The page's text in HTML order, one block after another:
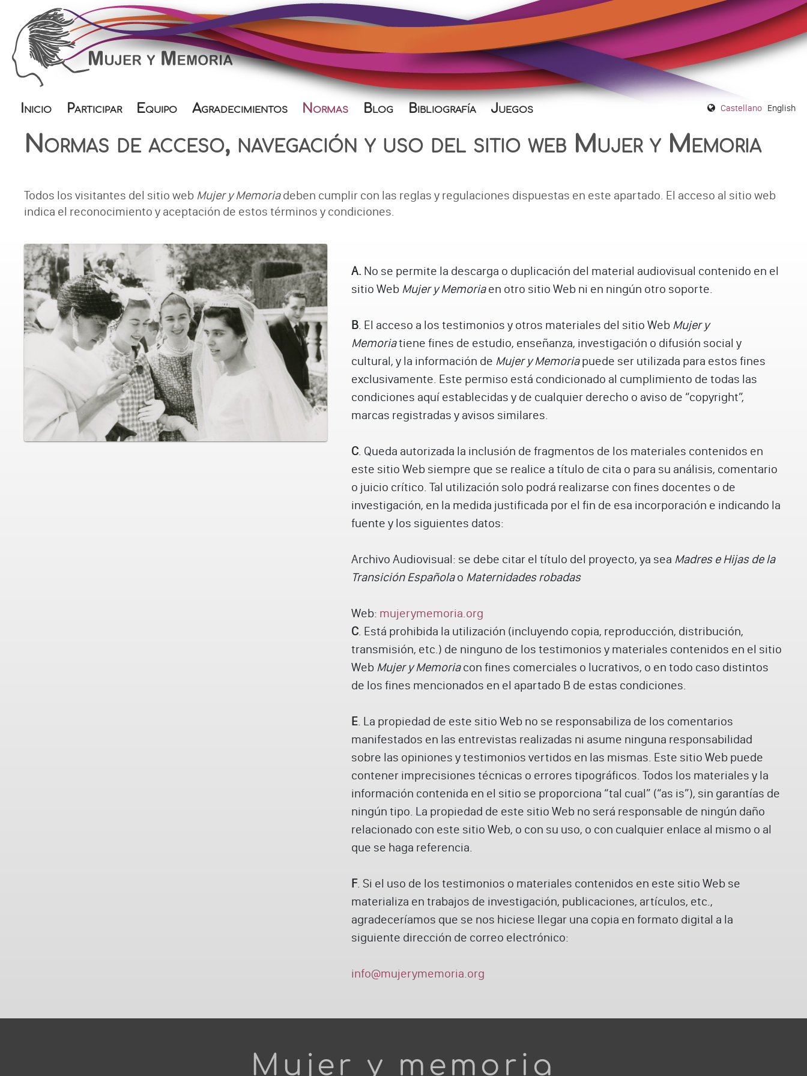
Castellano English
Inicio Participar Equipo Agradecimientos Normas Blog Bibliografía Juegos
Normas de acceso, navegación y uso del sitio web Mujer y Memoria
Todos los visitantes del sitio web Mujer y Memoriadeben cumplir con las reglas y regulaciones dispuestas en este apartado. El acceso al sitio web
indica el reconocimiento y aceptación de estos términos y condiciones.
A. No se permite la descarga o duplicación del material audiovisual contenido en el
sitio Web Mujer y Memoriaen otro sitio Web ni en ningún otro soporte.
B. El acceso a los testimonios y otros materiales del sitio Web Mujer y
Memoriatiene fines de estudio, enseñanza, investigación o difusión social y
cultural, y la información de Mujer y Memoriapuede ser utilizada para estos fines
exclusivamente. Este permiso está condicionado al cumplimiento de todas las
condiciones aquí establecidas y de cualquier derecho o aviso de “copyright”,
marcas registradas y avisos similares.
C. Queda autorizada la inclusión de fragmentos de los materiales contenidos en
este sitio Web siempre que se realice a título de cita o para su análisis, comentario
o juicio crítico. Tal utilización solo podrá realizarse con fines docentes o de
investigación, en la medida justificada por el fin de esa incorporación e indicando la
fuente y los siguientes datos:
Archivo Audiovisual: se debe citar el título del proyecto, ya sea Madres e Hijas de la
Transición Españolao Maternidades robadas
Web: mujerymemoria.org
C. Está prohibida la utilización (incluyendo copia, reproducción, distribución,
transmisión, etc.) de ninguno de los testimonios y materiales contenidos en el sitio
Web Mujer y Memoriacon fines comerciales o lucrativos, o en todo caso distintos
de los fines mencionados en el apartado B de estas condiciones.
E. La propiedad de este sitio Web no se responsabiliza de los comentarios
manifestados en las entrevistas realizadas ni asume ninguna responsabilidad
sobre las opiniones y testimonios vertidos en las mismas. Este sitio Web puede
contener imprecisiones técnicas o errores tipográficos. Todos los materiales y la
información contenida en el sitio se proporciona “tal cual” (“as is”), sin garantías de
ningún tipo. La propiedad de este sitio Web no será responsable de ningún daño
relacionado con este sitio Web, o con su uso, o con cualquier enlace al mismo o al
que se haga referencia.
F. Si el uso de los testimonios o materiales contenidos en este sitio Web se
materializa en trabajos de investigación, publicaciones, artículos, etc.,
agradeceríamos que se nos hiciese llegar una copia en formato digital a la
siguiente dirección de correo electrónico:
info@mujerymemoria.org
Mujer y memoria